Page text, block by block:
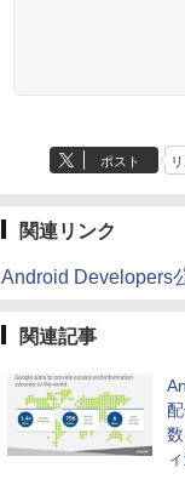
ポスト
関連リンク
Android Developers
関連記事